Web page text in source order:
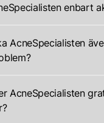
enbart
AcneSpecialisten
AcneSpecialisten